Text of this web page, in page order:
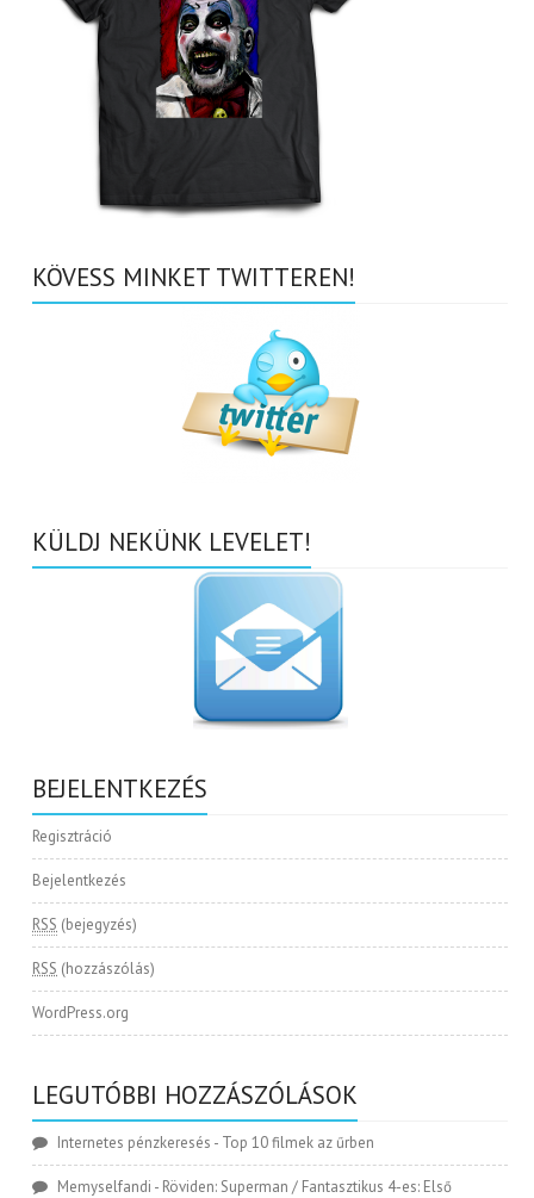
KÖVESS MINKET TWITTEREN!
KÜLDJ NEKÜNK LEVELET!
BEJELENTKEZÉS
Regisztráció
Bejelentkezés
RSS (bejegyzés)
RSS (hozzászólás)
WordPress.org
LEGUTÓBBI HOZZÁSZÓLÁSOK
Internetes pénzkeresés - Top 10 filmek az űrben
Memyselfandi - Röviden: Superman / Fantasztikus 4-es: Első